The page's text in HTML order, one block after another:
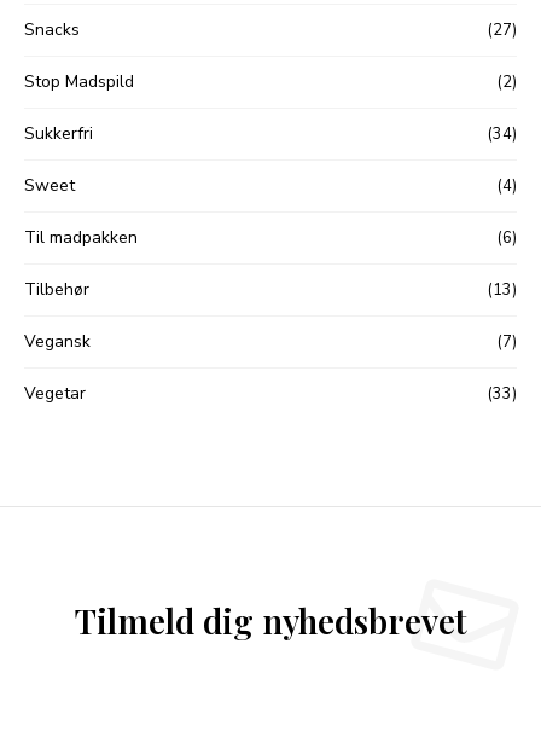
Snacks (27)
Stop Madspild (2)
Sukkerfri (34)
Sweet (4)
Til madpakken (6)
Tilbehør (13)
Vegansk (7)
Vegetar (33)
Tilmeld dig nyhedsbrevet